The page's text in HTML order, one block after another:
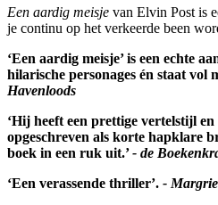
Een aardig meisje van Elvin Post is
je continu op het verkeerde been
‘Een aardig meisje’ is een echte
hilarische personages én staat vol
Havenloods
‘Hij heeft een prettige vertelstijl
opgeschreven als korte hapklare
boek in een ruk uit.’- de
‘Een verassende thriller’. -